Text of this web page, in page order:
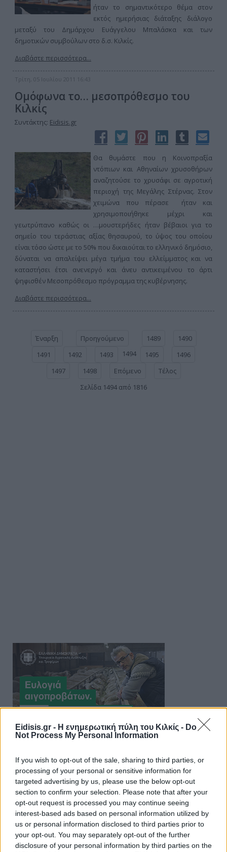
Eidisis.gr - Η ενημερωτική πύλη του Κιλκίς - Do
Not Process My Personal Information
If you wish to opt-out of the sale, sharing to third parties, or
processing of your personal or sensitive information for
targeted advertising by us, please use the below opt-out
section to confirm your selection. Please note that after your
opt-out request is processed you may continue seeing
interest-based ads based on personal information utilized by
us or personal information disclosed to third parties prior to
your opt-out. You may separately opt-out of the further
disclosure of your personal information by third parties on the
ήταν το σημαντικότερο θέμα στον
εκτός ημερήσιας διάταξης διάλογο
μεταξύ του Δημάρχου Ευάγγελου Μπαλάσκα και των
δημοτικών συμβούλων στο δ.σ. Κιλκίς.
Διαβάστε περισσότερα...
Τρίτη, 05 Ιουλίου 2011 16:43
Ομόφωνα το… μεσοπρόθεσμο του
Κιλκίς
Συντάκτης: Eidisis.gr
Θα θυμάστε που η Κοινοπραξία
ντόπιων και Αθηναίων χρυσοθήρων
αναζητούσε το χρυσάφι σε αγροτική
περιοχή της Μεγάλης Στέρνας. Στον
χειμώνα που πέρασε ήταν και
χρησιμοποιήθηκε μέχρι και
γεωτρύπανο καθώς οι …μουστερήδες ήταν βέβαιοι για το
σημείο του τεράστιας αξίας θησαυρού, το ύψος του οποίου
είναι τόσο ώστε με το 50% που δικαιούται το ελληνικό δημόσιο,
δύναται να απαλείψει μέγα τμήμα του ελλείμματος και να
καταστήσει έτσι ανενεργό και άνευ αντικειμένου το άρτι
ψηφισθέν Μεσοπρόθεσμο πρόγραμμα της κυβέρνησης.
Διαβάστε περισσότερα...
Έναρξη Προηγούμενο 1489
1490
1491
1492 1493 1494 1495
1496
1497
1498 Επόμενο
Τέλος
Σελίδα 1494 από 1816